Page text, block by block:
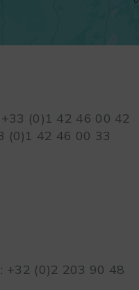
(0)1 42 46 00 42
(0)1 42 46 00 33
+32 (0)2 203 90 48